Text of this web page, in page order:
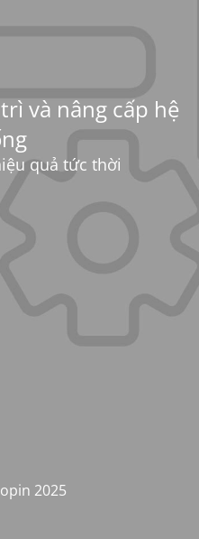
và nâng cấp hệ
quả tức thời
2025